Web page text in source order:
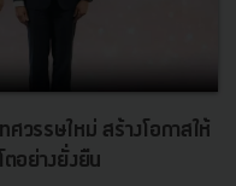
วรรษใหม่ สร้างโอกาสให้
อย่างยั่งยืน